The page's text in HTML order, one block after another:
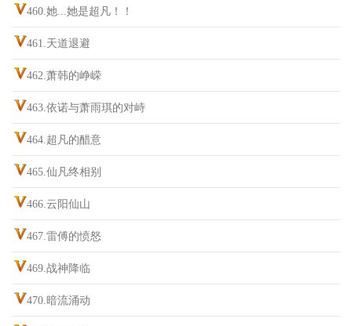
460.她...她是超凡！！
461.天道退避
462.萧韩的峥嵘
463.依诺与萧雨琪的对峙
464.超凡的醋意
465.仙凡终相别
466.云阳仙山
467.雷傅的愤怒
469.战神降临
470.暗流涌动